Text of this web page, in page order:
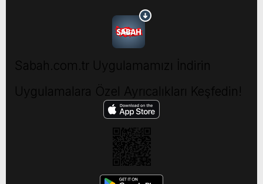
Sabah.com.tr Uygulamamızı İndirin
Uygulamalara Özel Ayrıcalıkları Keşfedin!